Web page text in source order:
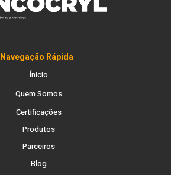
Navegação Rápida
Ínicio
Quem Somos
Certificações
Produtos
Parceiros
Blog